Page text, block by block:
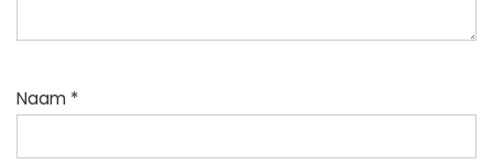
Naam *